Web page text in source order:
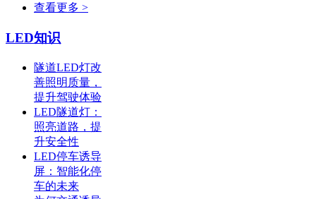
查看更多 >
LED知识
隧道LED灯改
善照明质量，
提升驾驶体验
LED隧道灯：
照亮道路，提
升安全性
LED停车诱导
屏：智能化停
车的未来